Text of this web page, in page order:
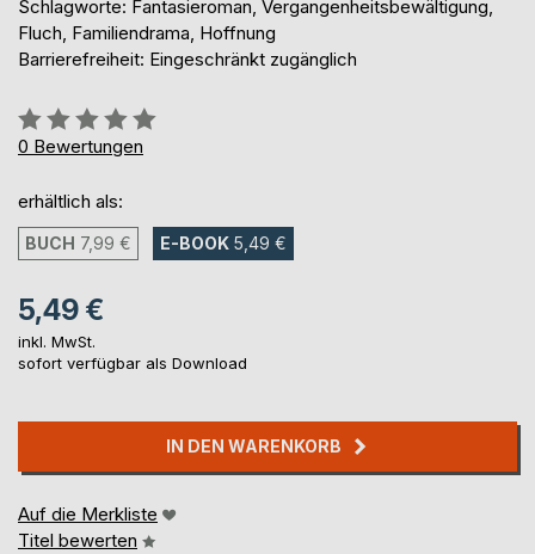
Schlagworte: Fantasieroman, Vergangenheitsbewältigung,
Fluch, Familiendrama, Hoffnung
Barrierefreiheit: Eingeschränkt zugänglich
Bewertung::
0%
0 Bewertungen
erhältlich als:
BUCH 7,99 € E-BOOK 5,49 €
5,49 €
inkl. MwSt.
sofort verfügbar als Download
IN DEN WARENKORB
Auf die Merkliste
Titel bewerten